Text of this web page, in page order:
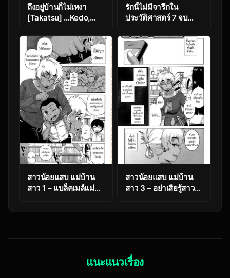
ถึงอยู่บ้านก็ไม่เหงา
[Takatsu] …Kedo,
(Saimin Fuufunaka
Chousain)
รักนี้ไม่มีจารึกใน
ประวัติศาสตร์ 7 จบ
Rekishi Ni Kakanaide!
7 End
สาวน้อยแสบ แม่บ้าน
สาว 1 – แบล็คเมล์แม่
2015-04 Vol. 23)
สาวน้อยแสบ แม่บ้าน
สาว 3 – อย่าเสียรู้สาว
Any Girl (COMIC
MILF 2017-10 Vol.
38)
แนะแนวเรื่อง